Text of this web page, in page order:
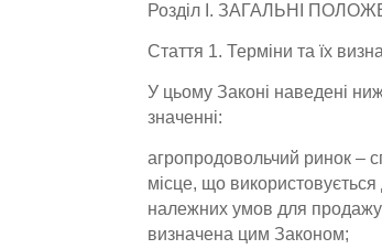
Розділ I. ЗАГАЛЬНІ
Стаття 1. Терміни та їх
У цьому Законі наведені
значенні:
агропродовольчий ринок –
місце, що
належних умов для продажу
визначена цим Законом;